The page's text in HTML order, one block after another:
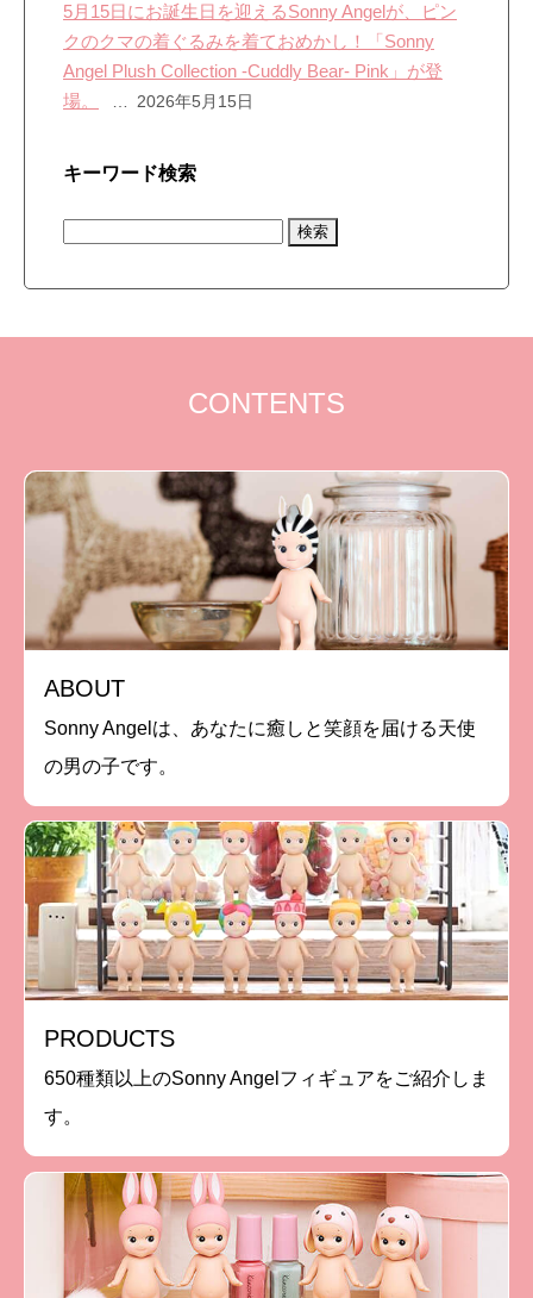
5月15日にお誕生日を迎えるSonny Angelが、ピン
クのクマの着ぐるみを着ておめかし！「Sonny
Angel Plush Collection -Cuddly Bear- Pink」が登
場。
2026年5月15日
キーワード検索
CONTENTS
ABOUT
Sonny Angelは、あなたに癒しと笑顔を届ける天使
の男の子です。
PRODUCTS
650種類以上のSonny Angelフィギュアをご紹介しま
す。